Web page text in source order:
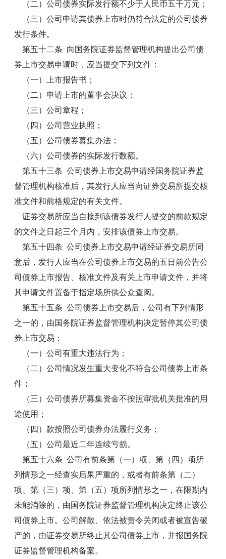
（二）公司债券实际发行额不少于人民币五千万元；
（三）公司申请其债券上市时仍符合法定的公司债券
发行条件。
第五十二条 向国务院证券监督管理机构提出公司债
券上市交易申请时，应当提交下列文件：
（一）上市报告书；
（二）申请上市的董事会决议；
（三）公司章程；
（四）公司营业执照；
（五）公司债券募集办法；
（六）公司债券的实际发行数额。
第五十三条 公司债券上市交易申请经国务院证券监
督管理机构核准后，其发行人应当向证券交易所提交核
准文件和前格规定的有关文件。
证券交易所应当自接到该债券发行人提交的前款规定
的文件之日起三个月内，安排该债券上市交易。
第五十四条 公司债券上市交易申请经证券交易所同
意后，发行人应当在公司债券上市交易的五日前公告公
司债券上市报告、核准文件及有关上市申请文件，并将
其申请文件置备于指定场所供公众查阅。
第五十五条 公司债券上市交易后，公司有下列情形
之一的，由国务院证券监督管理机构决定暂停其公司债
券上市交易：
（一）公司有重大违法行为；
（二）公司情况发生重大变化不符合公司债券上市条
件；
（三）公司债券所募集资金不按照审批机关批准的用
途使用；
（四）款按照公司债券办法履行义务；
（五）公司最近二年连续亏损。
第五十六条 公司有前条第（一）项、第（四）项所
列情形之一经查实后果严重的，或者有前条第（二）
项、第（三）项、第（五）项所列情形之一，在限期内
未能消除的，由国务院证券监督管理机构决定终止该公
司债券上市。公司解散、依法被责令关闭或者被宣告破
产的，由证券交易所终止其公司债券上市，并报国务院
证券监督管理机构备案。